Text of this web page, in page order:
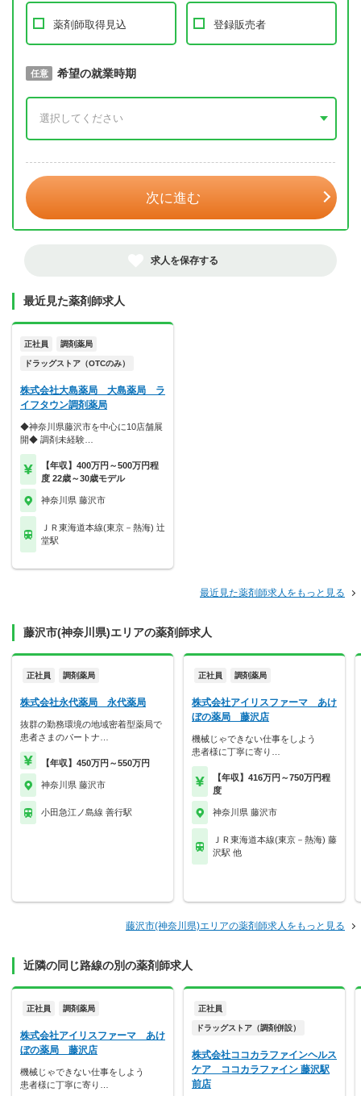
薬剤師取得見込 登録販売者
必須 取得予定年
任意 希望の就業時期
次に進む
求人を保存する
最近見た薬剤師求人
正社員 調剤薬局
ドラッグストア（OTCのみ）
株式会社大島薬局 大島薬局 ラ
イフタウン調剤薬局
◆神奈川県藤沢市を中心に10店舗展
開◆ 調剤未経験…
【年収】400万円～500万円程
度 22歳～30歳モデル
神奈川県 藤沢市
ＪＲ東海道本線(東京－熱海) 辻
堂駅
最近見た薬剤師求人をもっと見る
藤沢市(神奈川県)エリアの薬剤師求人
正社員 調剤薬局
株式会社永代薬局 永代薬局
抜群の勤務環境の地域密着型薬局で
患者さまのパートナ…
【年収】450万円～550万円
神奈川県 藤沢市
小田急江ノ島線 善行駅
正社員 調剤薬局
株式会社アイリスファーマ あけ
ぼの薬局 藤沢店
機械じゃできない仕事をしよう
患者様に丁寧に寄り…
【年収】416万円～750万円程
度
神奈川県 藤沢市
ＪＲ東海道本線(東京－熱海) 藤
沢駅 他
藤沢市(神奈川県)エリアの薬剤師求人をもっと見る
近隣の同じ路線の別の薬剤師求人
正社員 調剤薬局
株式会社アイリスファーマ あけ
ぼの薬局 藤沢店
機械じゃできない仕事をしよう
患者様に丁寧に寄り…
正社員
ドラッグストア（調剤併設）
株式会社ココカラファインヘルス
ケア ココカラファイン 藤沢駅
前店